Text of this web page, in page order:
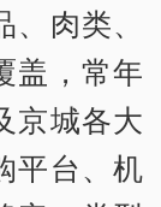
肉类、
盖，常年
京城各大
平台、机